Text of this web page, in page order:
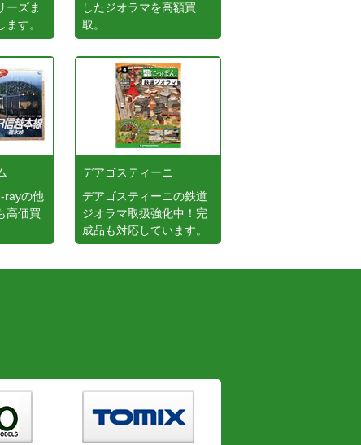
ーズま
す。
したジオラマを高額買
取。
rayの他
高価買
デアゴスティーニ
デアゴスティーニの鉄道
ジオラマ取扱強化中！完
成品も対応しています。